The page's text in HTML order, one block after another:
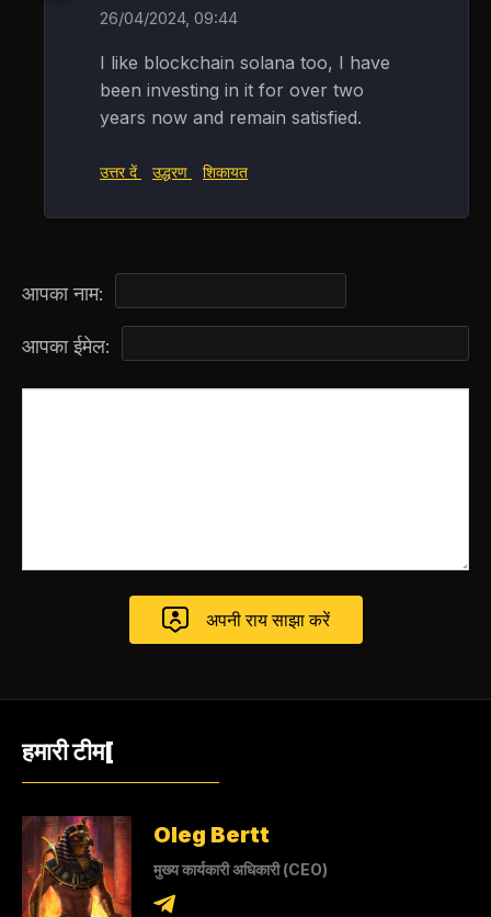
26/04/2024, 09:44
I like blockchain solana too, I have
been investing in it for over two
years now and remain satisfied.
उत्तर दें उद्धरण शिकायत
आपका नाम:
आपका ईमेल:
हमारी टीम[
Oleg Bertt
मुख्य कार्यकारी अधिकारी (CEO)